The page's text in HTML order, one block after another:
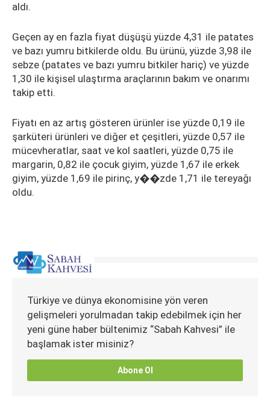
aldı.
Geçen ay en fazla fiyat düşüşü yüzde 4,31 ile patates
ve bazı yumru bitkilerde oldu. Bu ürünü, yüzde 3,98 ile
sebze (patates ve bazı yumru bitkiler hariç) ve yüzde
1,30 ile kişisel ulaştırma araçlarının bakım ve onarımı
takip etti.
Fiyatı en az artış gösteren ürünler ise yüzde 0,19 ile
şarküteri ürünleri ve diğer et çeşitleri, yüzde 0,57 ile
mücevheratlar, saat ve kol saatleri, yüzde 0,75 ile
margarin, 0,82 ile çocuk giyim, yüzde 1,67 ile erkek
giyim, yüzde 1,69 ile pirinç, y��zde 1,71 ile tereyağı
oldu.
Türkiye ve dünya ekonomisine yön veren
gelişmeleri yorulmadan takip edebilmek için her
yeni güne haber bültenimiz “Sabah Kahvesi” ile
başlamak ister misiniz?
Abone Ol